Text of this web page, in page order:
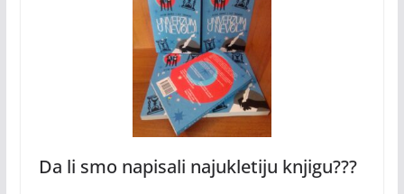
Da li smo napisali najukletiju knjigu???